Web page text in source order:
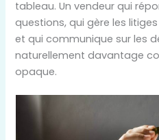
tableau. Un vendeur qui
questions, qui gère les
et qui communique sur les
naturellement davantage
opaque.